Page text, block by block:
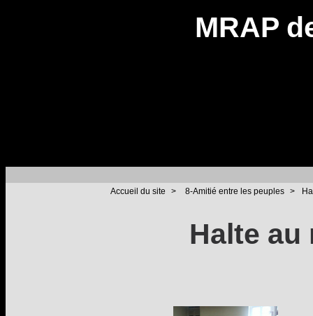
MRAP
Accueil du site > 8-Amitié entre les peuples >
Halte au